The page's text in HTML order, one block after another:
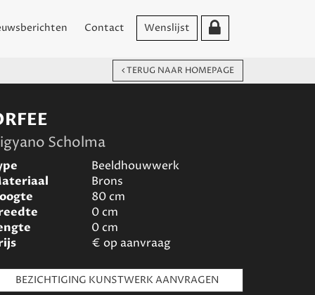
Contact Wenslijst
TERUG NAAR HOMEPAGE
Scholma
Beeldhouwwerk
Brons
80cm
0cm
0cm
€ op aanvraag
BEZICHTIGING KUNSTWERK AANVRAGEN